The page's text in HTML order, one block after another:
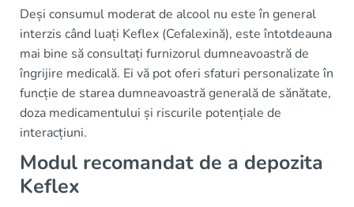
Deși consumul moderat de alcool nu este în general
interzis când luați Keflex (Cefalexină), este întotdeauna
mai bine să consultați furnizorul dumneavoastră de
îngrijire medicală. Ei vă pot oferi sfaturi personalizate în
funcție de starea dumneavoastră generală de sănătate,
doza medicamentului și riscurile potențiale de
interacțiuni.
Modul recomandat de a depozita
Keflex